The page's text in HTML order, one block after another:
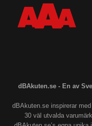
dBAkuten.se - En av
dBAkuten.se inspirerar
30 väl utvalda